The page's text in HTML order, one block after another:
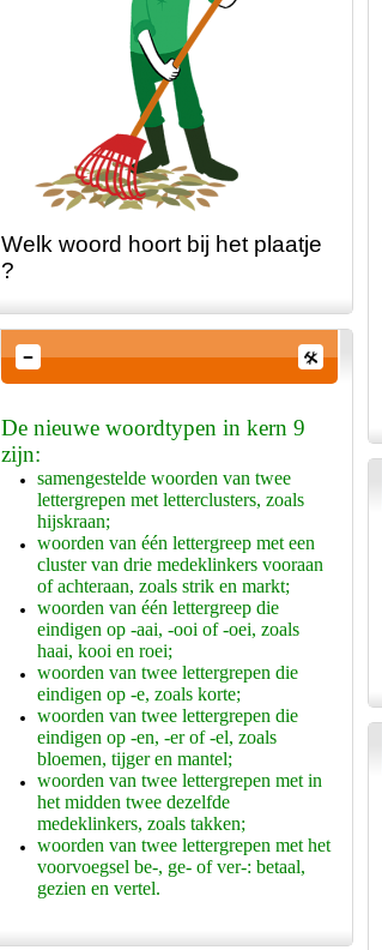
Welk woord hoort bij het plaatje
?
De nieuwe woordtypen in kern 9
zijn:
samengestelde woorden van twee
lettergrepen met letterclusters, zoals
hijskraan;
woorden van één lettergreep met een
cluster van drie medeklinkers vooraan
of achteraan, zoals strik en markt;
woorden van één lettergreep die
eindigen op -aai, -ooi of -oei, zoals
haai, kooi en roei;
woorden van twee lettergrepen die
eindigen op -e, zoals korte;
woorden van twee lettergrepen die
eindigen op -en, -er of -el, zoals
bloemen, tijger en mantel;
woorden van twee lettergrepen met in
het midden twee dezelfde
medeklinkers, zoals takken;
woorden van twee lettergrepen met het
voorvoegsel be-, ge- of ver-: betaal,
gezien en vertel.